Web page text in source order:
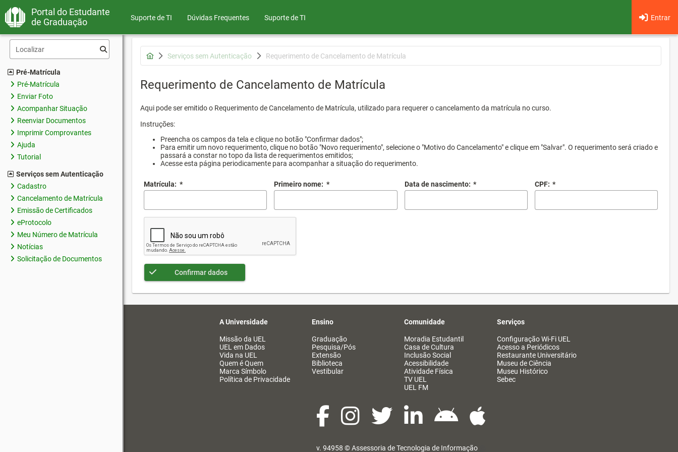
Portal do Estudante
de Graduação
Suporte de TI Dúvidas Frequentes Entrar
Suporte de TI
Pré-Matrícula
Pré-Matrícula
Enviar Foto
Acompanhar Situação
Reenviar Documentos
Imprimir Comprovantes
Ajuda
Tutorial
Serviços sem Autenticação
Cadastro
Cancelamento de Matrícula
Emissão de Certificados
eProtocolo
Meu Número de Matrícula
Notícias
Solicitação de Documentos
Serviços sem Autenticação Requerimento de Cancelamento de Matrícula
Requerimento de Cancelamento de Matrícula
Aqui pode ser emitido o Requerimento de Cancelamento de Matrícula, utilizado para requerer o cancelamento da matrícula no curso.
Instruções:
Preencha os campos da tela e clique no botão "Confirmar dados";
Para emitir um novo requerimento, clique no botão "Novo requerimento", selecione o "Motivo do Cancelamento" e clique em "Salvar". O requerimento será criado e
passará a constar no topo da lista de requerimentos emitidos;
Acesse esta página periodicamente para acompanhar a situação do requerimento.
Matrícula: * Primeiro nome: * Data de nascimento: * CPF: *
Confirmar dados
A Universidade
Missão da UEL
UEL em Dados
Vida na UEL
Quem é Quem
Marca Símbolo
Política de Privacidade
Ensino
Graduação
Pesquisa/Pós
Extensão
Biblioteca
Vestibular
Comunidade
Moradia Estudantil
Casa de Cultura
Inclusão Social
Acessibilidade
Atividade Física
TV UEL
UEL FM
Serviços
Configuração Wi-Fi UEL
Acesso a Periódicos
Restaurante Universitário
Museu de Ciência
Museu Histórico
Sebec
v. 94958 ©Assessoria de Tecnologia de Informação